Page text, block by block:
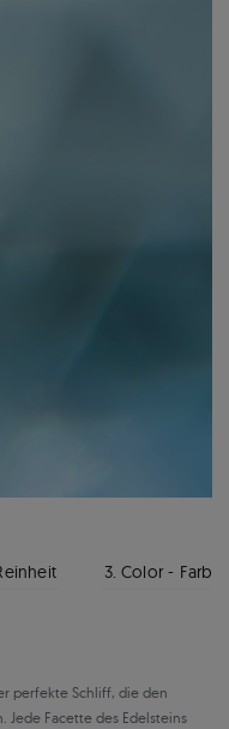
3. Color - Farbe
perfekte Schliff, die den
Jede Facette des Edelsteins